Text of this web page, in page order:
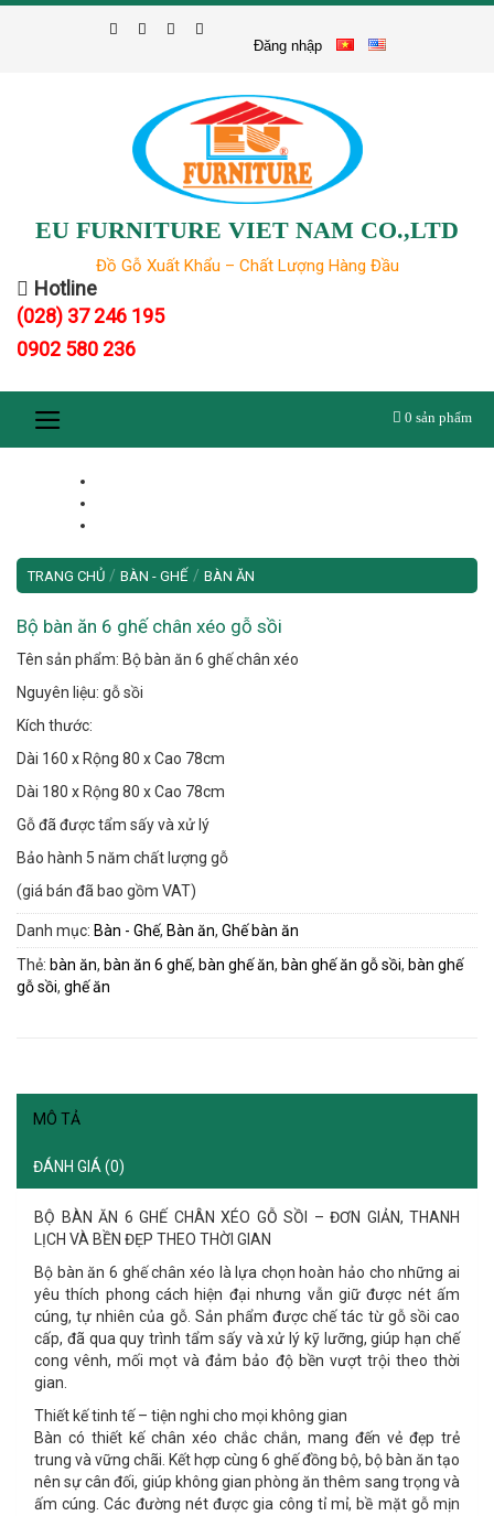
Skip
Đăng nhập
EU FURNITURE VIET NAM CO.,LTD
Đồ Gỗ Xuất Khẩu – Chất Lượng Hàng Đầu
Hotline
(028) 37 246 195
0902 580 236
0 sản phẩm
TRANG CHỦ / BÀN - GHẾ / BÀN ĂN
Bộ bàn ăn 6 ghế chân xéo gỗ sồi
Tên sản phẩm: Bộ bàn ăn 6 ghế chân xéo
Nguyên liệu: gỗ sồi
Kích thước:
Dài 160 x Rộng 80 x Cao 78cm
Dài 180 x Rộng 80 x Cao 78cm
Gỗ đã được tẩm sấy và xử lý
Bảo hành 5 năm chất lượng gỗ
(giá bán đã bao gồm VAT)
Danh mục: Bàn - Ghế, Bàn ăn, Ghế bàn ăn
Thẻ: bàn ăn, bàn ăn 6 ghế, bàn ghế ăn, bàn ghế ăn gỗ sồi, bàn ghế
gỗ sồi, ghế ăn
MÔ TẢ
ĐÁNH GIÁ (0)
BỘ BÀN ĂN 6 GHẾ CHÂN XÉO GỖ SỒI – ĐƠN GIẢN, THANH
LỊCH VÀ BỀN ĐẸP THEO THỜI GIAN
Bộ bàn ăn 6 ghế chân xéo là lựa chọn hoàn hảo cho những ai
yêu thích phong cách hiện đại nhưng vẫn giữ được nét ấm
cúng, tự nhiên của gỗ. Sản phẩm được chế tác từ gỗ sồi cao
cấp, đã quaquy trình tẩm sấy và xử lý kỹ lưỡng, giúp hạn chế
cong vênh, mối mọt và đảm bảo độ bền vượt trội theo thời
gian.
Thiết kế tinh tế – tiện nghi cho mọi không gian
Bàn có thiết kế chân xéo chắc chắn, mang đến vẻ đẹp trẻ
trung và vững chãi. Kết hợp cùng 6 ghế đồng bộ, bộ bàn ăn tạo
nên sự cân đối, giúp không gian phòng ăn thêm sang trọng và
ấm cúng. Các đường nét được gia công tỉ mỉ, bề mặt gỗ mịn